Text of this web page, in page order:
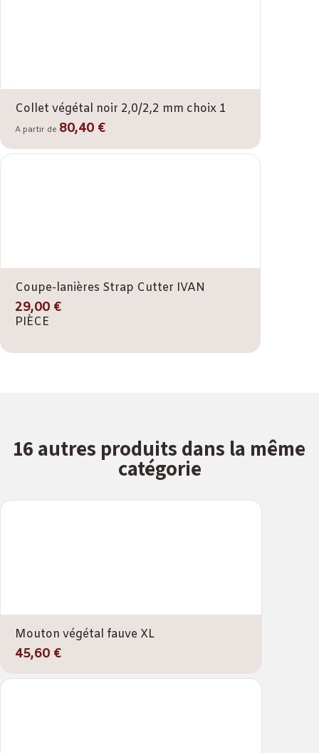
Collet végétal noir 2,0/2,2 mm choix 1
A partir de 80,40 €
Coupe-lanières Strap Cutter IVAN
29,00 €
PIÈCE
16 autres produits dans la même
catégorie
Mouton végétal fauve XL
45,60 €